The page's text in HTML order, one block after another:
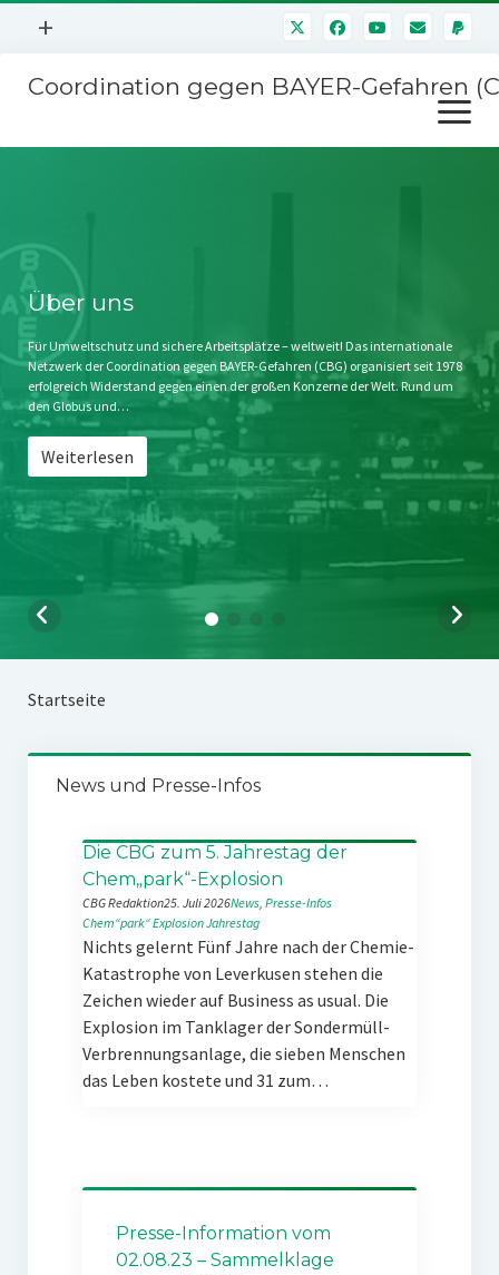
Menü
+
Mitmachen
Kontakt
Impressum
Störfälle
Coordination gegen BAYER-Gefahren
Menü
öffnen
Stichwort BAYER
Jahrestagung
SPENDEN
Über uns
Für Umweltschutz und sichere Arbeitsplätze – weltweit! Das internationale
Netzwerk der Coordination gegen BAYER-Gefahren (CBG) organisiert seit 1978
erfolgreich Widerstand gegen einen der großen Konzerne der Welt. Rund um
den Globus und…
Weiterlesen
Startseite
News und Presse-Infos
Die CBG zum 5. Jahrestag der
Chem„park“-Explosion
CBG Redaktion25. Juli 2026News, Presse-Infos
Chem“park“ExplosionJahrestag
Nichts gelernt Fünf Jahre nach der Chemie-
Katastrophe von Leverkusen stehen die
Zeichen wieder auf Business as usual. Die
Explosion im Tanklager der Sondermüll-
Verbrennungsanlage, die sieben Menschen
das Leben kostete und 31 zum…
Presse-Information vom
02.08.23 – Sammelklage